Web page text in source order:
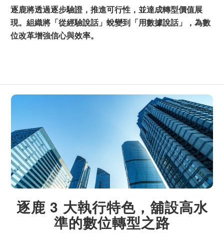
逐鹿將透過逐步驗證，推進可行性，並達成轉型價值展
現。組織將「從經驗說話」蛻變到「用數據說話」，為數
位改革增強信心與效率。
逐鹿 3 大執行特色，舖設高水
準的數位轉型之路